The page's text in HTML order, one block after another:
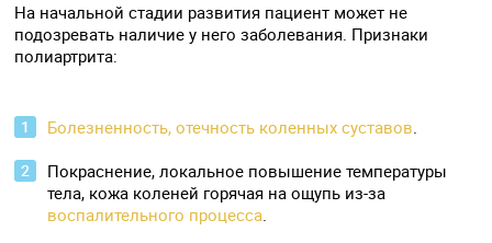
На начальной стадии развития пациент может не
подозревать наличие у него заболевания. Признаки
полиартрита:
Болезненность, отечность коленных суставов.
Покраснение, локальное повышение температуры
тела, кожа коленей горячая на ощупь из-за
воспалительного процесса.